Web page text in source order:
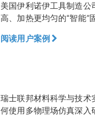
美国伊利诺伊工具制造
高、加热更均匀的“智能”
阅读用户案例
瑞士联邦材料科学与技术
何使用多物理场仿真深入